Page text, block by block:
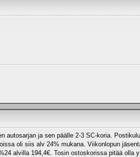
autosarjan ja sen päälle 2-3 SC-koria.
oli siis alv 24% mukana. Viikonlopun
alvilla 194,4€. Tosin ostoskorissa pitää olla